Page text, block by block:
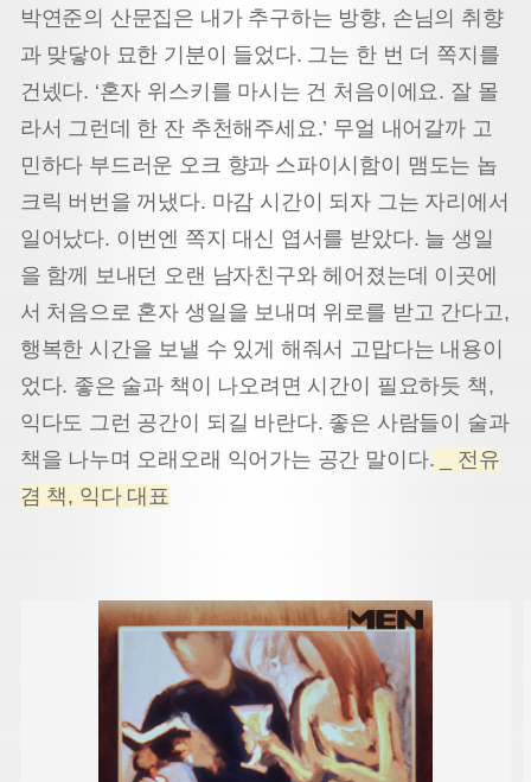
박연준의 산문집은 내가 추구하는 방향, 손님의 취향
과 맞닿아 묘한 기분이 들었다. 그는 한 번 더 쪽지를
건넸다. ‘혼자 위스키를 마시는 건 처음이에요. 잘 몰
라서 그런데 한 잔 추천해주세요.’ 무얼 내어갈까 고
민하다 부드러운 오크 향과 스파이시함이 맴도는 놉
크릭 버번을 꺼냈다. 마감 시간이 되자 그는 자리에서
일어났다. 이번엔 쪽지 대신 엽서를 받았다. 늘 생일
을 함께 보내던 오랜 남자친구와 헤어졌는데 이곳에
서 처음으로 혼자 생일을 보내며 위로를 받고 간다고,
행복한 시간을 보낼 수 있게 해줘서 고맙다는 내용이
었다. 좋은 술과 책이 나오려면 시간이 필요하듯 책,
익다도 그런 공간이 되길 바란다. 좋은 사람들이 술과
책을 나누며 오래오래 익어가는 공간 말이다. _ 전유
겸 책, 익다 대표